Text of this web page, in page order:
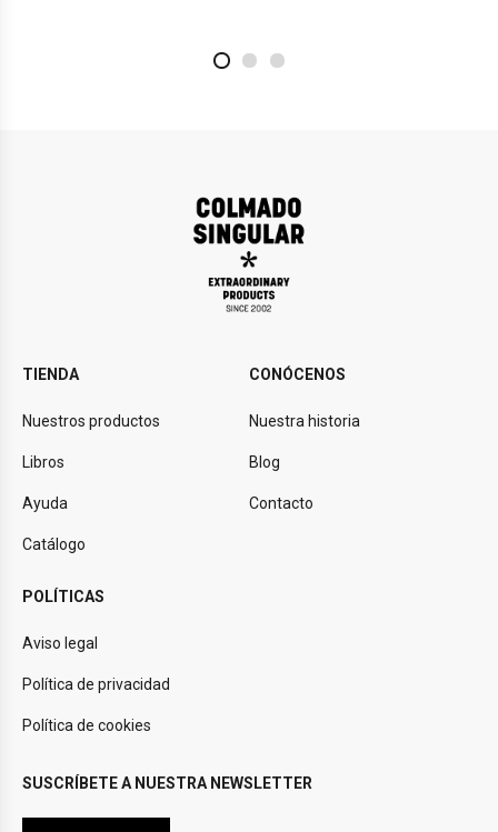
TIENDA
Nuestros productos
Libros
Ayuda
Catálogo
CONÓCENOS
Nuestra historia
Blog
Contacto
POLÍTICAS
Aviso legal
Política de privacidad
Política de cookies
SUSCRÍBETE A NUESTRA NEWSLETTER